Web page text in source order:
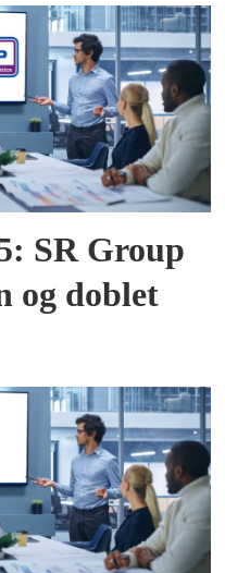
SR Group
og doblet